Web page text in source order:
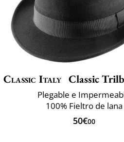
Classic Italy Classic Trilby
Plegable e
100% Fieltro de lana
50€00